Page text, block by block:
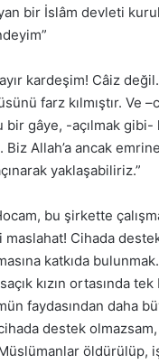
bir İslâm devleti
kardeşim! Câiz
farz kılmıştır. Ve
bir gâye, -açılmak gibi-
Biz Allah’a ancak
yaklaşabiliriz.”
bu şirkette
maslahat! Cihada
katkıda
kızın ortasında tek
faydasından daha
destek olmazsam,
öldürülüp,